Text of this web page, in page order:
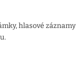
hlasové záznamy